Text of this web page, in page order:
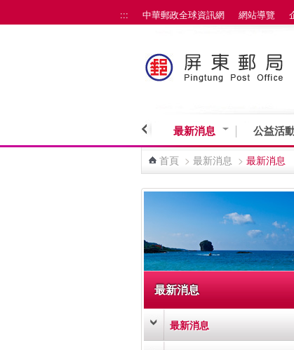
::: 中華郵政全球資訊網 網站導覽
最新消息 公益活
首頁 > 最新消息 > 最新消息
最新消息
最新消息